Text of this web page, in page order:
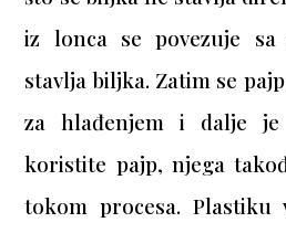
iz lonca se povezuje
stavlja biljka. Zatim se
za hlađenjem i dalje
koristite pajp, njega
tokom procesa.